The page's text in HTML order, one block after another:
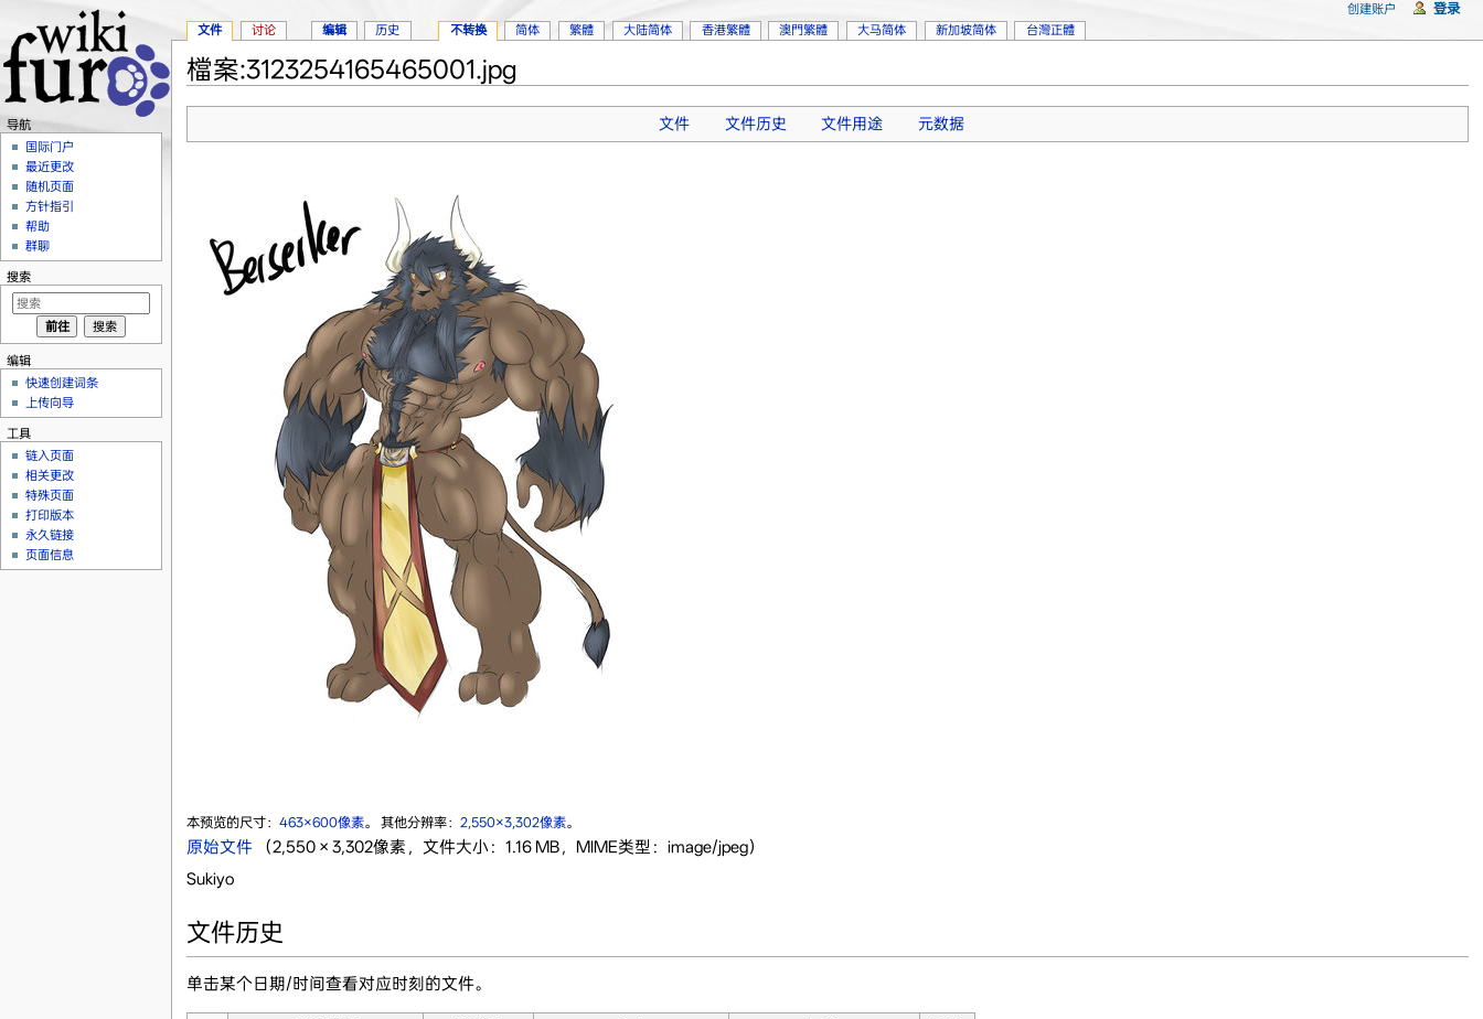
檔案:3123254165465001.jpg
文件 文件历史 文件用途 元数据
本预览的尺寸： 463×600像素。 其他分辨率： 2,550×3,302像素。
原始文件‎
（2,550 × 3,302像素，文件大小：1.16 MB，MIME类型：image/jpeg）
Sukiyo
文件历史
单击某个日期/时间查看对应时刻的文件。
文件 讨论 编辑 历史 不转换 简体 繁體 大陆简体 香港繁體 澳門繁體 大马简体 新加坡简体 台灣正體
创建账户 登录
导航
国际门户
最近更改
随机页面
方针指引
帮助
群聊
搜索
编辑
快速创建词条
上传向导
工具
链入页面
相关更改
特殊页面
打印版本
永久链接
页面信息